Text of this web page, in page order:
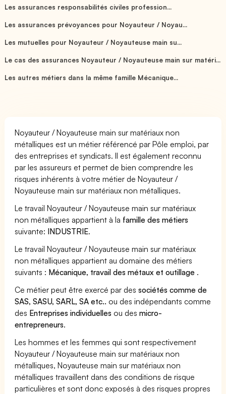
Les assurances responsabilités civiles profession...
Les assurances prévoyances pour Noyauteur / Noyau...
Les mutuelles pour Noyauteur / Noyauteuse main su...
Le cas des assurances Noyauteur / Noyauteuse main sur matéri...
Les autres métiers dans la même famille Mécanique...
Noyauteur / Noyauteuse main sur matériaux non
métalliques est un métier référencé par Pôle emploi, par
des entreprises et syndicats. Il est également reconnu
par les assureurs et permet de bien comprendre les
risques inhérents à votre métier de Noyauteur /
Noyauteuse main sur matériaux non métalliques.
Le travail Noyauteur / Noyauteuse main sur matériaux
non métalliques appartient à la famille des métiers
suivante: INDUSTRIE.
Le travail Noyauteur / Noyauteuse main sur matériaux
non métalliques appartient au domaine des métiers
suivants : Mécanique, travail des métaux et outillage .
Ce métier peut être exercé par dessociétés comme de
SAS, SASU, SARL, SA etc.. ou des indépendants comme
des Entreprises individuelles ou desmicro-
entrepreneurs.
Les hommes et les femmes qui sont respectivement
Noyauteur / Noyauteuse main sur matériaux non
métalliques, Noyauteuse main sur matériaux non
métalliques travaillent dans des conditions de risque
particulières et sont donc exposés à des risques propres